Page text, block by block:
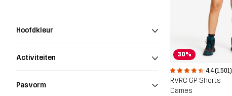
Hoofdkleur
Activiteiten
Pasvorm
30%
4.4 (1.501)
RVRC GP Shorts
Dames